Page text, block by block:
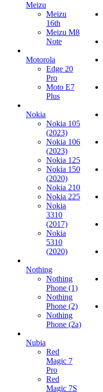
Meizu
Meizu
16th
Meizu M8
Note
Motorola
Edge 20
Pro
Moto E7
Plus
Nokia
Nokia 105
(2023)
Nokia 106
(2023)
Nokia 125
Nokia 150
(2020)
Nokia 210
Nokia 225
Nokia
3310
(2017)
Nokia
5310
(2020)
Nothing
Nothing
Phone (1)
Nothing
Phone (2)
Nothing
Phone (2a)
Nubia
Red
Magic 7
Pro
Red
Magic 7S